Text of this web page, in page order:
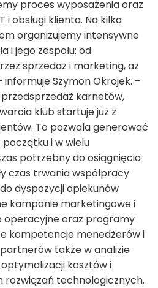
proces wyposażenia oraz
obsługi klienta. Na kilka
organizujemy intensywne
i jego zespołu: od
sprzedaż i marketing, aż
informuje Szymon Okrojek. –
karnetów,
klub startuje już z
To pozwala generować
i w wielu
potrzebny do osiągnięcia
czas trwania współpracy
dyspozycji opiekunów
kampanie marketingowe i
operacyjne oraz programy
kompetencje menedżerów i
także w analizie
kosztów i
rozwiązań technologicznych.